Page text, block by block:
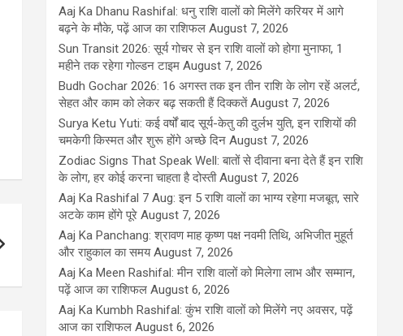
Aaj Ka Dhanu Rashifal: धनु राशि वालों को मिलेंगे करियर में आगे
बढ़ने के मौके, पढ़ें आज का राशिफल August 7, 2026
Sun Transit 2026: सूर्य गोचर से इन राशि वालों को होगा मुनाफा, 1
महीने तक रहेगा गोल्डन टाइम August 7, 2026
Budh Gochar 2026: 16 अगस्त तक इन तीन राशि के लोग रहें अलर्ट,
सेहत और काम को लेकर बढ़ सकती हैं दिक्कतें August 7, 2026
Surya Ketu Yuti: कई वर्षों बाद सूर्य-केतु की दुर्लभ युति, इन राशियों की
चमकेगी किस्मत और शुरू होंगे अच्छे दिन August 7, 2026
Zodiac Signs That Speak Well: बातों से दीवाना बना देते हैं इन राशि
के लोग, हर कोई करना चाहता है दोस्ती August 7, 2026
Aaj Ka Rashifal 7 Aug: इन 5 राशि वालों का भाग्य रहेगा मजबूत, सारे
अटके काम होंगे पूरे August 7, 2026
Aaj Ka Panchang: श्रावण माह कृष्ण पक्ष नवमी तिथि, अभिजीत मुहूर्त
और राहुकाल का समय August 7, 2026
Aaj Ka Meen Rashifal: मीन राशि वालों को मिलेगा लाभ और सम्मान,
पढ़ें आज का राशिफल August 6, 2026
Aaj Ka Kumbh Rashifal: कुंभ राशि वालों को मिलेंगे नए अवसर, पढ़ें
आज का राशिफल August 6, 2026